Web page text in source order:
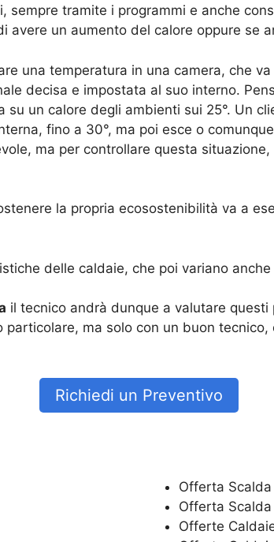
sempre tramite i programmi e anche
avere un aumento del calore oppure se
una temperatura in una camera, che
decisa e impostata al suo interno.
un calore degli ambienti sui 25°. Un
fino a 30°, ma poi esce o
ma per controllare questa
la propria ecosostenibilità va a
delle caldaie, che poi variano
il tecnico andrà dunque a valutare
ma solo con un buon tecnico,
Richiedi un Preventivo
Offerta
Offerta
Offerte